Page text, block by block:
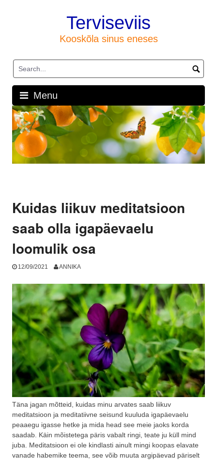
Terviseviis
Kooskõla sinus eneses
Menu
Kuidas liikuv meditatsioon
saab olla igapäevaelu
loomulik osa
12/09/2021 ANNIKA
Täna jagan mõtteid, kuidas minu arvates saab liikuv
meditatsioon ja meditatiivne seisund kuuluda igapäevaelu
peaaegu igasse hetke ja mida head see meie jaoks korda
saadab. Käin mõistetega päris vabalt ringi, teate ju küll mind
juba. Meditatsioon ei ole kindlasti ainult mingi koopas elavate
vanade habemike teema, see võib muuta argipäevad päriselt